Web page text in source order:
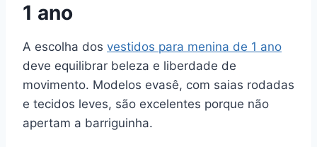
1 ano
A escolha dos vestidos para menina de 1 ano
deve equilibrar beleza e liberdade de
movimento. Modelos evasê, com saias rodadas
e tecidos leves, são excelentes porque não
apertam a barriguinha.